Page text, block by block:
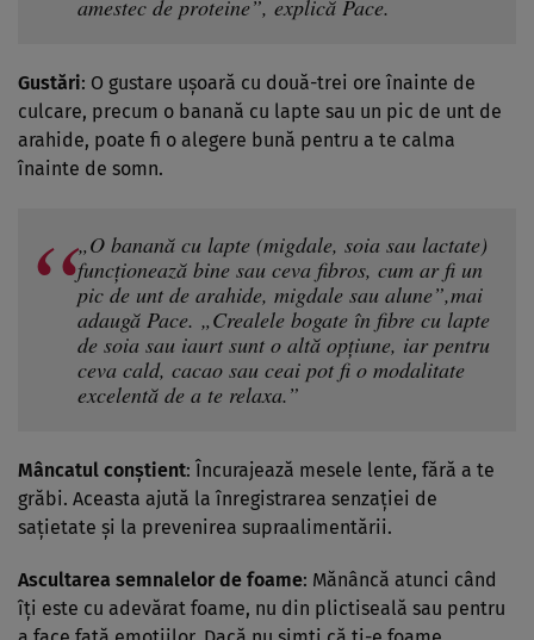
amestec de proteine”, explică Pace.
Gustări: O gustare ușoară cu două-trei ore înainte de
culcare, precum o banană cu lapte sau un pic de unt de
arahide, poate fi o alegere bună pentru a te calma
înainte de somn.
„O banană cu lapte (migdale, soia sau lactate)
funcționează bine sau ceva fibros, cum ar fi un
pic de unt de arahide, migdale sau alune”,mai
adaugă Pace. „Crealele bogate în fibre cu lapte
de soia sau iaurt sunt o altă opțiune, iar pentru
ceva cald, cacao sau ceai pot fi o modalitate
excelentă de a te relaxa.”
Mâncatul conștient: Încurajează mesele lente, fără a te
grăbi. Aceasta ajută la înregistrarea senzației de
sațietate și la prevenirea supraalimentării.
Ascultarea semnalelor de foame: Mănâncă atunci când
îți este cu adevărat foame, nu din plictiseală sau pentru